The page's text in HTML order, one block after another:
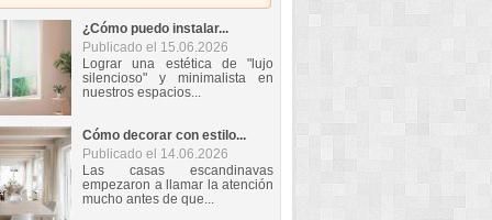
¿Cómo puedo instalar...
Publicado el 15.06.2026
Lograr una estética de "lujo
silencioso" y minimalista en
nuestros espacios...
Cómo decorar con estilo...
Publicado el 14.06.2026
Las casas escandinavas
empezaron a llamar la atención
mucho antes de que...